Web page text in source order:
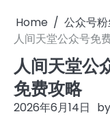
Home
公众号
人间天堂公众号免
人间天堂公
免费攻略
2026年6月14日 by